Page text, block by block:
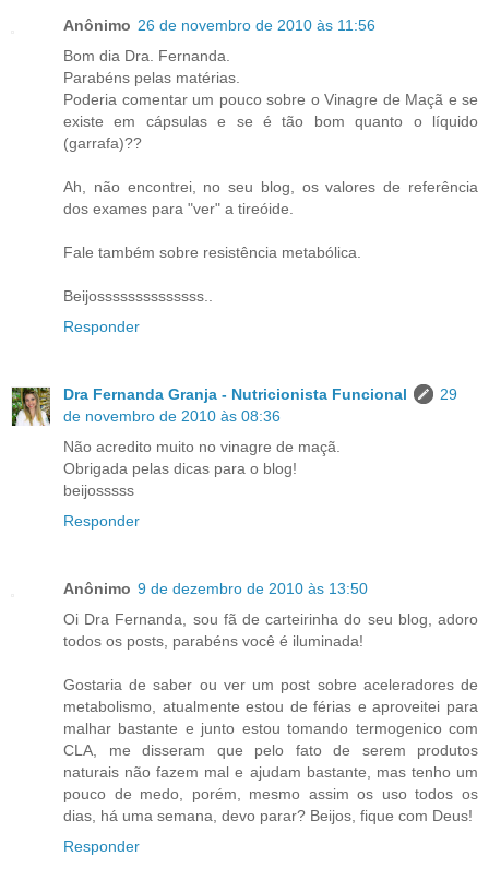
Anônimo 26 de novembro de 2010 às 11:56
Bom dia Dra. Fernanda.
Parabéns pelas matérias.
Poderia comentar um pouco sobre o Vinagre de Maçã e se
existe em cápsulas e se é tão bom quanto o líquido
(garrafa)??
Ah, não encontrei, no seu blog, os valores de referência
dos exames para "ver" a tireóide.
Fale também sobre resistência metabólica.
Beijossssssssssssss..
Responder
Dra Fernanda Granja - Nutricionista Funcional
29
de novembro de 2010 às 08:36
Não acredito muito no vinagre de maçã.
Obrigada pelas dicas para o blog!
beijosssss
Responder
Anônimo 9 de dezembro de 2010 às 13:50
Oi Dra Fernanda, sou fã de carteirinha do seu blog, adoro
todos os posts, parabéns você é iluminada!
Gostaria de saber ou ver um post sobre aceleradores de
metabolismo, atualmente estou de férias e aproveitei para
malhar bastante e junto estou tomando termogenico com
CLA, me disseram que pelo fato de serem produtos
naturais não fazem mal e ajudam bastante, mas tenho um
pouco de medo, porém, mesmo assim os uso todos os
dias, há uma semana, devo parar? Beijos, fique com Deus!
Responder